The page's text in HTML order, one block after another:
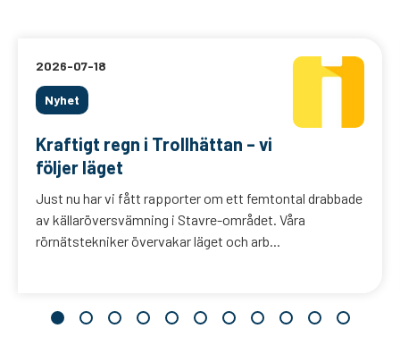
2026-07-18
Nyhet
Kraftigt regn i Trollhättan – vi
följer läget
Just nu har vi fått rapporter om ett femtontal drabbade
av källaröversvämning i Stavre-området. Våra
rörnätstekniker övervakar läget och arb...